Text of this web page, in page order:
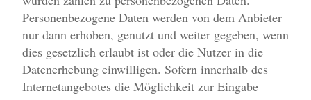
Personenbezogene Daten werden von dem Anbieter
nur dann erhoben, genutzt und weiter gegeben, wenn
dies gesetzlich erlaubt ist oder die Nutzer in die
Datenerhebung einwilligen. Sofern innerhalb des
Internetangebotes die Möglichkeit zur Eingabe